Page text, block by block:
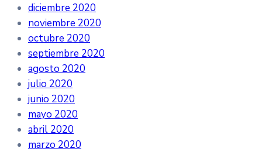
diciembre 2020
noviembre 2020
octubre 2020
septiembre 2020
agosto 2020
julio 2020
junio 2020
mayo 2020
abril 2020
marzo 2020